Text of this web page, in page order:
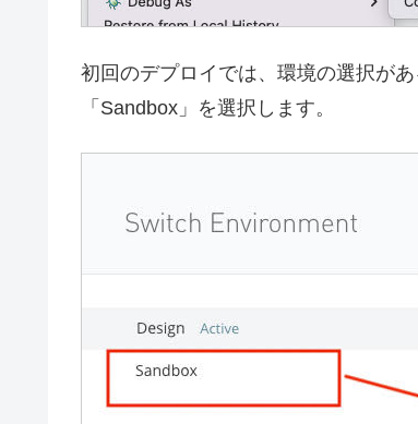
初回のデプロイでは、環境の選択が
「Sandbox」を選択します。